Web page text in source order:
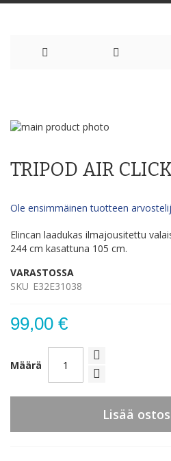
Content
Skip
end
images
the
the
gallery
TRIPOD AIR
Ole ensimmäinen tuotteen
Elincan laadukas ilmajousitettu
244 cm kasattuna 105 cm.
VARASTOSSA
SKU E32E31038
99,00 €
Määrä
Lisää